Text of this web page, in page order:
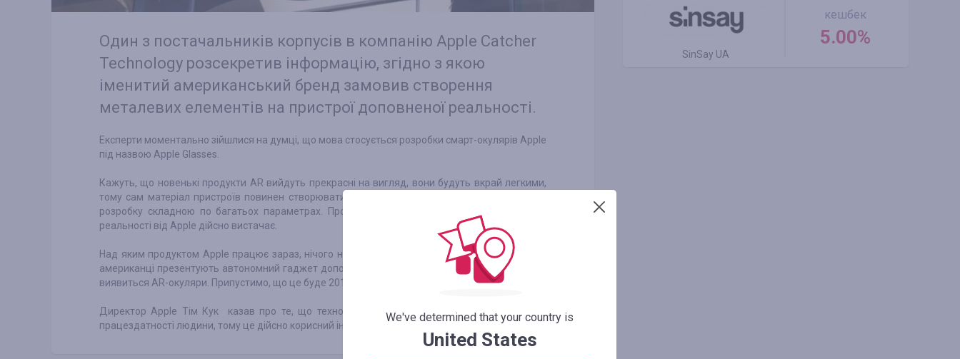
Один з постачальників корпусів в компанію Apple Catcher
Technology розсекретив інформацію, згідно з якою
іменитий американський бренд замовив створення
металевих елементів на пристрої доповненої реальності.
Експерти моментально зійшлися на думці, що мова стосується розробки смарт-окулярів Apple
під назвою Apple Glasses.
Кажуть, що новенькі продукти AR вийдуть прекрасні на вигляд, вони будуть вкрай легкими,
тому сам матеріал пристроїв повинен створюватися за останніми технологіями, що робить
розробку складною по багатьох параметрах. Проблем з реалізацією окулярів додаткової
реальності від Apple дійсно вистачає.
Над яким продуктом Apple працює зараз, нічого не повідомляється. Інсайдери впевнені, що
американці презентують автономний гаджет доповненої реальності за 2-3 роки і ним дійсно
виявиться AR-окуляри. Припустимо, що це буде 2019-й, а саме, кінець року.
Директор Apple Тім Кук казав про те, що технологія AR - це інструмент по підвищенню
працездатності людини, тому це дійсно корисний інструмент майбутнього.
SinSay UA
кешбек
5.00%
We've determined that your country is
United States